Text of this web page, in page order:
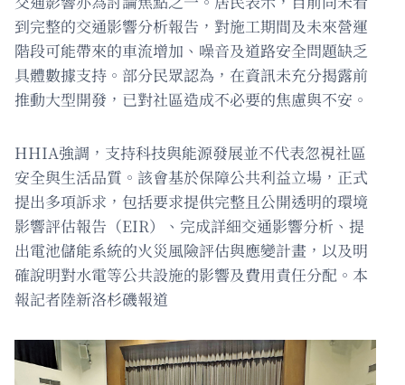
到完整的交通影響分析報告，對施工期間及未來營運
階段可能帶來的車流增加、噪音及道路安全問題缺乏
具體數據支持。部分民眾認為，在資訊未充分揭露前
推動大型開發，已對社區造成不必要的焦慮與不安。
HHIA強調，支持科技與能源發展並不代表忽視社區
安全與生活品質。該會基於保障公共利益立場，正式
提出多項訴求，包括要求提供完整且公開透明的環境
影響評估報告（EIR）、完成詳細交通影響分析、提
出電池儲能系統的火災風險評估與應變計畫，以及明
確說明對水電等公共設施的影響及費用責任分配。本
報記者陸新洛杉磯報道